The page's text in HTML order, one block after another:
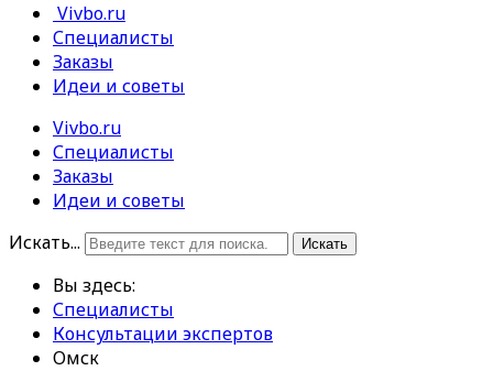
Vivbo.ru
Специалисты
Заказы
Идеи и советы
Vivbo.ru
Специалисты
Заказы
Идеи и советы
Искать...
Искать
Вы здесь:
Специалисты
Консультации экспертов
Омск